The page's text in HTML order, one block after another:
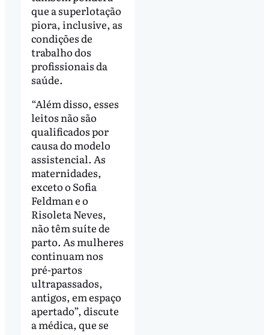
que a superlotação
piora, inclusive, as
condições de
trabalho dos
profissionais da
saúde.
“Além disso, esses
leitos não são
qualificados por
causa do modelo
assistencial. As
maternidades,
exceto o Sofia
Feldman e o
Risoleta Neves,
não têm suíte de
parto. As mulheres
continuam nos
pré-partos
ultrapassados,
antigos, em espaço
apertado”, discute
a médica, que se